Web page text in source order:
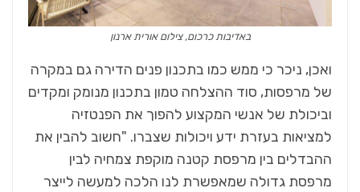
באדיבות כרכום, צילום אורית ארנון
ואכן, ניכר כי ממש כמו בתכנון פנים הדירה גם במקרה
של מרפסות, סוד ההצלחה טמון בתכנון מנומק ומקדים
וביכולת של אנשי המקצוע להפוך את הפנטזיה
למציאות בעזרת ידע ויכולות שצברו. "חשוב להבין את
ההבדלים בין מרפסת קטנה מוקפת צמחיה לבין
מרפסת גדולה שמאפשרת לנו הלכה למעשה לייצר